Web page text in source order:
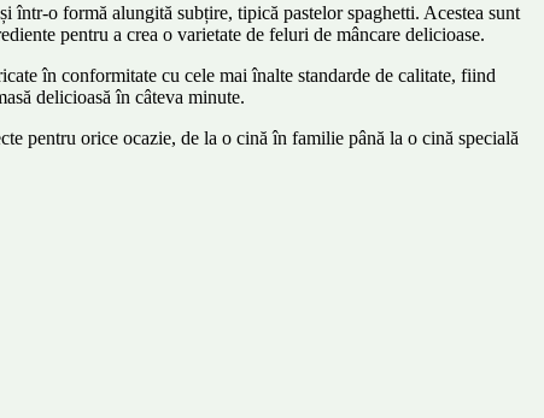
într-o formă alungită subțire, tipică pastelor spaghetti. Acestea sunt
pentru a crea o varietate de feluri de mâncare delicioase.
în conformitate cu cele mai înalte standarde de calitate, fiind
delicioasă în câteva minute.
pentru orice ocazie, de la o cină în familie până la o cină specială